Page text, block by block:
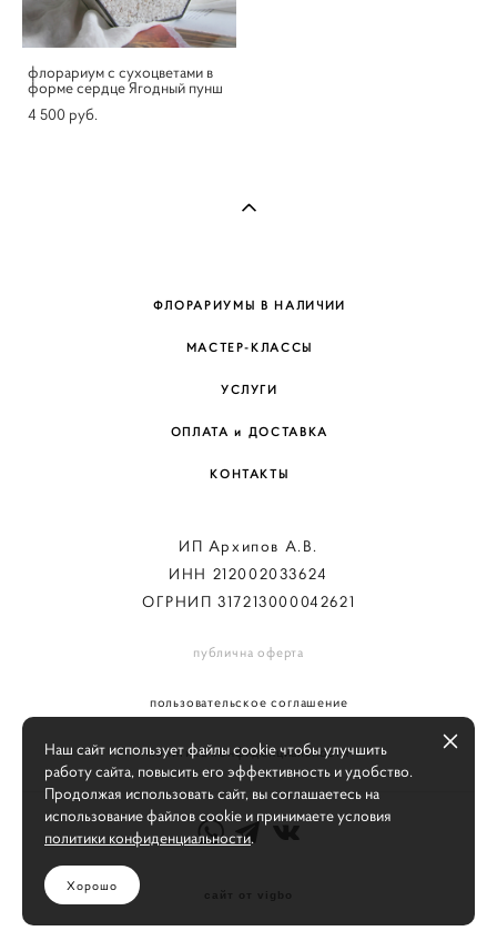
флорариум с сухоцветами в
форме сердце Ягодный пунш
4 500 pуб.
ФЛОРАРИУМЫ В НАЛИЧИИ
МАСТЕР-КЛАССЫ
УСЛУГИ
ОПЛАТА и ДОСТАВКА
КОНТАКТЫ
ИП Архипов А.В.
ИНН 212002033624
ОГРНИП 317213000042621
публична оферта
пользовательское соглашение
политика конфиденциальности
Наш сайт использует файлы cookie чтобы улучшить
работу сайта, повысить его эффективность и удобство.
Продолжая использовать сайт, вы соглашаетесь на
использование файлов cookie и принимаете условия
политики конфиденциальности.
Хорошо